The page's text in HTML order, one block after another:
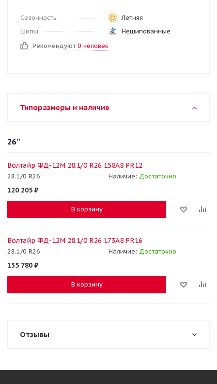
Сезонность
Летняя
Шипы
Нешипованные
Рекомендуют 0 человек
Типоразмеры и наличие
26''
Волтайр ФД-12М 28.1/0 R26 158A8 PR12
28.1/0 R26 Наличие: Достаточно
120 205 ₽
В корзину
Волтайр ФД-12М 28.1/0 R26 173A8 PR16
28.1/0 R26 Наличие: Достаточно
135 780 ₽
В корзину
Отзывы